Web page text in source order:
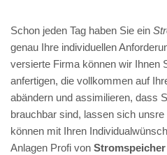
Schon jeden Tag haben Sie ein
genau Ihre individuellen
versierte Firma können wir Ihnen
anfertigen, die vollkommen auf
abändern und assimilieren, dass
brauchbar sind, lassen sich
können mit Ihren
Anlagen Profi von Stromspeicher